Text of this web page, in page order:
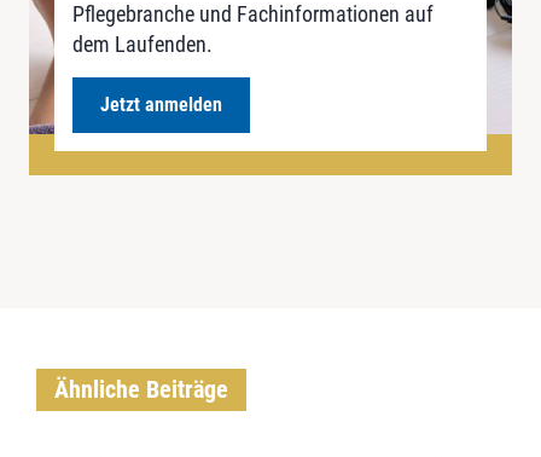
Pflegebranche und Fachinformationen auf
dem Laufenden.
Jetzt anmelden
Ähnliche Beiträge